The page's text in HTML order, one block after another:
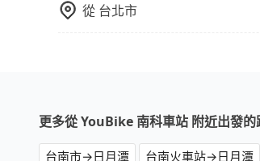
從 台北市
更多從 YouBike 南科車站 附近出發的
台南市→日月潭 台南火車站→日月潭